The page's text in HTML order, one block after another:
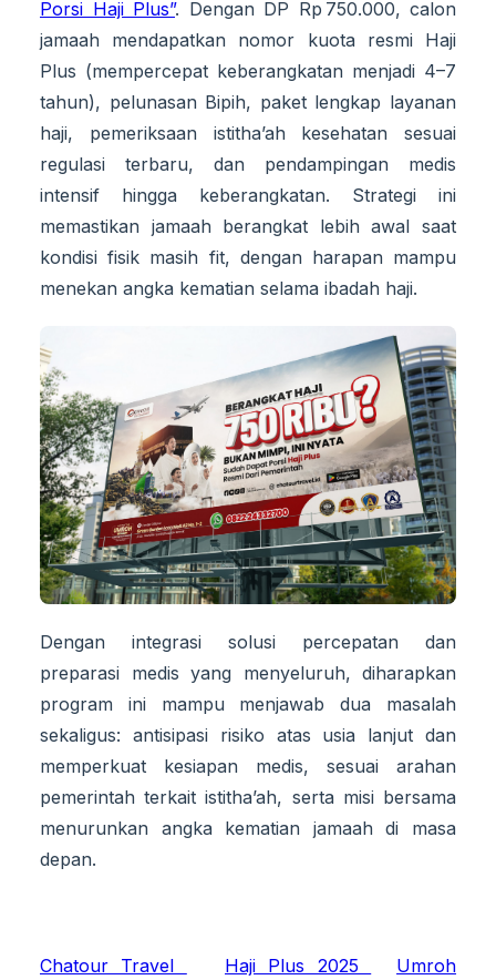
Porsi Haji Plus”. Dengan DP Rp 750.000, calon
jamaah mendapatkan nomor kuota resmi Haji
Plus (mempercepat keberangkatan menjadi 4–7
tahun), pelunasan Bipih, paket lengkap layanan
haji, pemeriksaan istitha’ah kesehatan sesuai
regulasi terbaru, dan pendampingan medis
intensif hingga keberangkatan. Strategi ini
memastikan jamaah berangkat lebih awal saat
kondisi fisik masih fit, dengan harapan mampu
menekan angka kematian selama ibadah haji.
Dengan integrasi solusi percepatan dan
preparasi medis yang menyeluruh, diharapkan
program ini mampu menjawab dua masalah
sekaligus: antisipasi risiko atas usia lanjut dan
memperkuat kesiapan medis, sesuai arahan
pemerintah terkait istitha’ah, serta misi bersama
menurunkan angka kematian jamaah di masa
depan.
Chatour Travel Haji Plus 2025
Umroh